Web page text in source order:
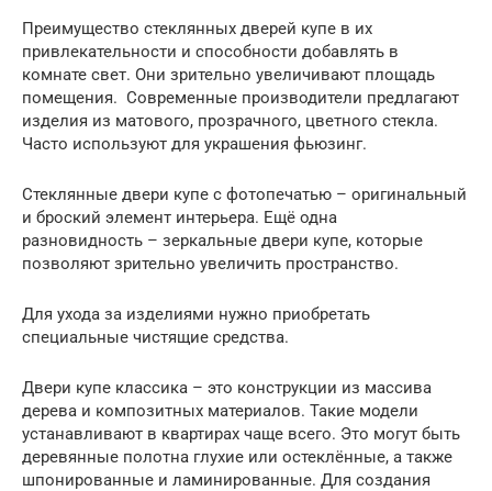
Преимущество стеклянных дверей купе в их
привлекательности и способности добавлять в
комнате свет. Они зрительно увеличивают площадь
помещения. Современные производители предлагают
изделия из матового, прозрачного, цветного стекла.
Часто используют для украшения фьюзинг.
Стеклянные двери купе с фотопечатью – оригинальный
и броский элемент интерьера. Ещё одна
разновидность – зеркальные двери купе, которые
позволяют зрительно увеличить пространство.
Для ухода за изделиями нужно приобретать
специальные чистящие средства.
Двери купе классика – это конструкции из массива
дерева и композитных материалов. Такие модели
устанавливают в квартирах чаще всего. Это могут быть
деревянные полотна глухие или остеклённые, а также
шпонированные и ламинированные. Для создания